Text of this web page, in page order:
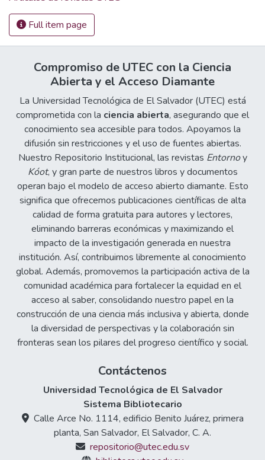
Full item page
Compromiso de UTEC con la Ciencia
Abierta y el Acceso Diamante
La Universidad Tecnológica de El Salvador (UTEC) está
comprometida con la ciencia abierta, asegurando que el
conocimiento sea accesible para todos. Apoyamos la
difusión sin restricciones y el uso de fuentes abiertas.
Nuestro Repositorio Institucional, las revistas Entornoy
Kóot, y gran parte de nuestros libros y documentos
operan bajo el modelo de acceso abierto diamante. Esto
significa que ofrecemos publicaciones científicas de alta
calidad de forma gratuita para autores y lectores,
eliminando barreras económicas y maximizando el
impacto de la investigación generada en nuestra
institución. Así, contribuimos libremente al conocimiento
global. Además, promovemos la participación activa de la
comunidad académica para fortalecer la equidad en el
acceso al saber, consolidando nuestro papel en la
construcción de una ciencia más inclusiva y abierta, donde
la diversidad de perspectivas y la colaboración sin
fronteras sean los pilares del progreso científico y social.
Contáctenos
Universidad Tecnológica de El Salvador
Sistema Bibliotecario
Calle Arce No. 1114, edificio Benito Juárez, primera
planta, San Salvador, El Salvador, C. A.
repositorio@utec.edu.sv